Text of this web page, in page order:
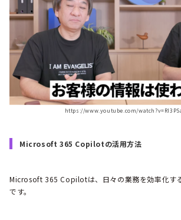
https://www.youtube.com/
Microsoft 365 Copilotの活用方法
Microsoft 365 Copilotは、日々の業務を効率化す
です。